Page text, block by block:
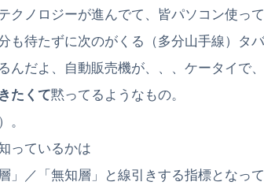
クノロジーが進んでて、皆パソコン使っ
も待たずに次のがくる（多分山手線）タ
だよ、自動販売機が、、、ケータイで、
たくて黙ってるようなもの。
。
っているかは
」／「無知層」と線引きする指標となって